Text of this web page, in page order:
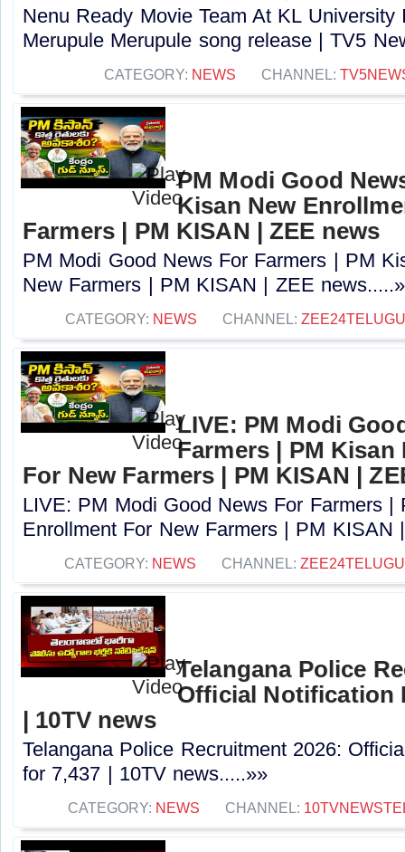
Nenu Ready Movie Team At KL University
Merupule Merupule song release | TV5
CATEGORY: NEWS CHANNEL:
PM Modi Good
Kisan New
Farmers | PM KISAN | ZEE news
PM Modi Good News For Farmers | PM
New Farmers | PM KISAN | ZEE
CATEGORY: NEWS CHANNEL:
LIVE: PM Modi
Farmers | PM
For New Farmers | PM KISAN |
LIVE: PM Modi Good News For Farmers |
Enrollment For New Farmers | PM KISAN
CATEGORY: NEWS CHANNEL:
Telangana Police
Official Notification
| 10TV news
Telangana Police Recruitment 2026:
for 7,437 | 10TV news.....»»
CATEGORY: NEWS CHANNEL: